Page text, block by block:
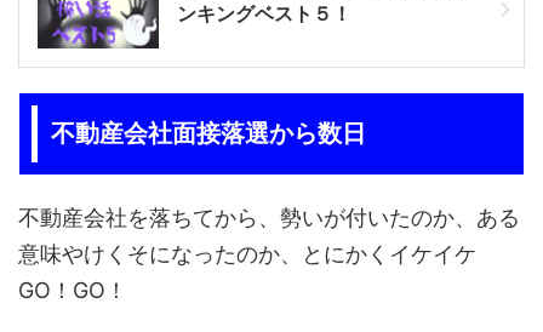
ンキングベスト５！
不動産会社面接落選から数日
不動産会社を落ちてから、勢いが付いたのか、ある
意味やけくそになったのか、とにかくイケイケ
GO！GO！